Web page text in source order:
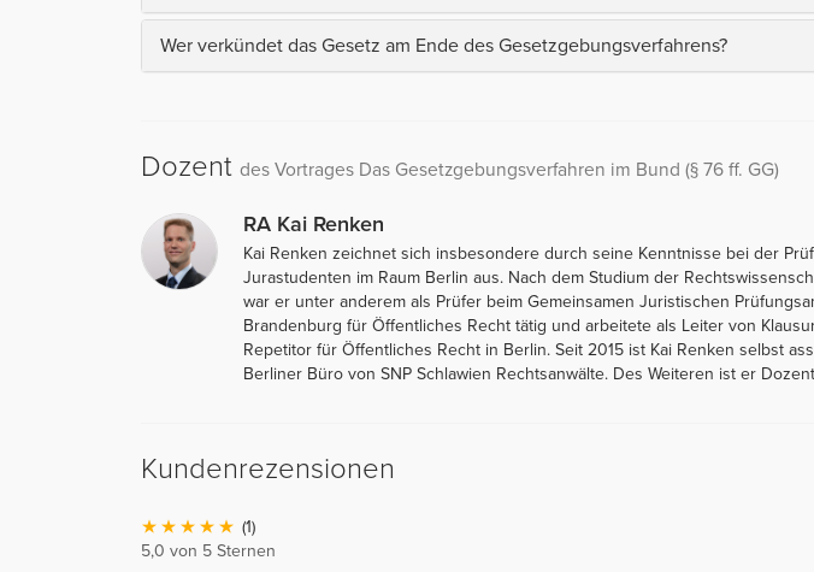
Wer verkündet das Gesetz am Ende des Gesetzgebungsverfahrens?
Dozent des Vortrages Das Gesetzgebungsverfahren im Bund (§ 76 ff. GG)
RA Kai Renken
Kai Renken zeichnet sich insbesondere durch seine Kenntnisse bei der
Jurastudenten im Raum Berlin aus. Nach dem Studium der
war er unter anderem als Prüfer beim Gemeinsamen Juristischen
Brandenburg für Öffentliches Recht tätig und arbeitete als Leiter von
Repetitor für Öffentliches Recht in Berlin. Seit 2015 ist Kai Renken selbst
Berliner Büro von SNP Schlawien Rechtsanwälte. Des Weiteren ist er
Kundenrezensionen
(1)
5,0 von 5 Sternen